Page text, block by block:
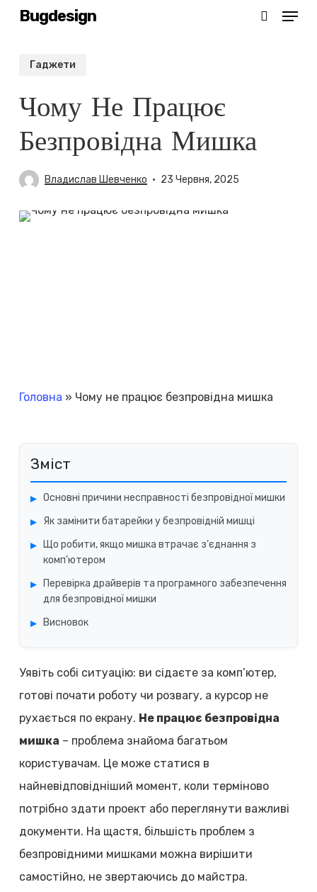
SkipBugdesign Menu
Гаджети
Чому Не Працює
Безпровідна Мишка
Владислав Шевченко 23 Червня, 2025
Головна » Чому не працює безпровідна мишка
Зміст
Основні причини несправності безпровідної мишки
Як замінити батарейки у безпровідній мишці
Що робити, якщо мишка втрачає з’єднання з
комп’ютером
Перевірка драйверів та програмного забезпечення
для безпровідної мишки
Висновок
Уявіть собі ситуацію: ви сідаєте за комп’ютер,
готові почати роботу чи розвагу, а курсор не
рухається по екрану. Не працює безпровідна
мишка – проблема знайома багатьом
користувачам. Це може статися в
найневідповідніший момент, коли терміново
потрібно здати проект або переглянути важливі
документи. На щастя, більшість проблем з
безпровідними мишками можна вирішити
самостійно, не звертаючись до майстра.